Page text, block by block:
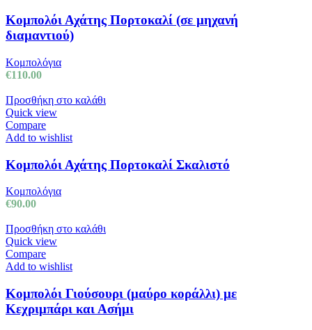
Κομπολόι Αχάτης Πορτοκαλί (σε μηχανή
διαμαντιού)
Κομπολόγια
€110.00
Προσθήκη στο καλάθι
Quick view
Compare
Add to wishlist
Κομπολόι Αχάτης Πορτοκαλί Σκαλιστό
Κομπολόγια
€90.00
Προσθήκη στο καλάθι
Quick view
Compare
Add to wishlist
Κομπολόι Γιούσουρι (μαύρο κοράλλι) με
Κεχριμπάρι και Ασήμι